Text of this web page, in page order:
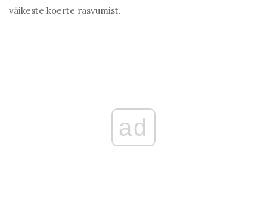
väikeste koerte rasvumist.
ad